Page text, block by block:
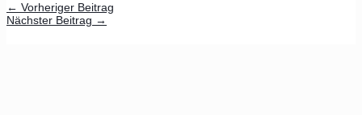
← Vorheriger Beitrag
Nächster Beitrag →